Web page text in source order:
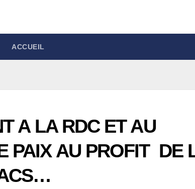
ACCUEIL
A LA RDC ET AU
PAIX AU PROFIT DE